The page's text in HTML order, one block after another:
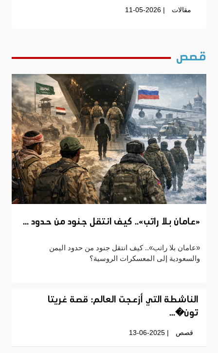
مقالات | 11-05-2026
قصص
«عامان بلا راتب».. كيف انتقل جنود من حدود ...
«عامان بلا راتب».. كيف انتقل جنود من حدود اليمن
والسعودية إلى المعسكرات الروسية؟
الناشطة التي أزعجت العالم: قصة غريتا
تون�...
قصص | 13-06-2025